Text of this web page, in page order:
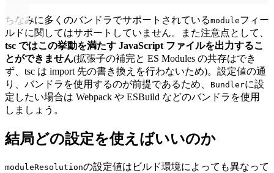
ちなみに多くのバンドラでサポートされているmoduleフィー
ルドに関してはサポートしていません。また注意点として、
tsc ではこの挙動を満たす JavaScript ファイルを出力するこ
とができません(拡張子の補完と ES Modules の共存はでき
ず、tsc は import 先の書き換えを行わないため)。設定値の通
り、バンドラを使用するのが前提であるため、
Bundlerに設
定したい場合は Webpack や ESBuild などのバンドラを使用
しましょう。
結局どの設定を使えばいいのか
moduleResolutionの設定値はビルド環境によっても異なって